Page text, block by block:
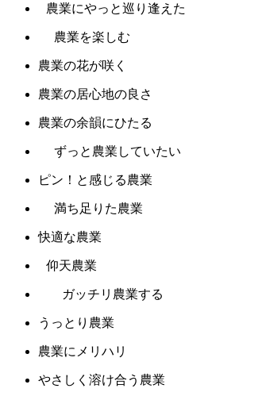
農業にやっと巡り逢えた
農業を楽しむ
農業の花が咲く
農業の居心地の良さ
農業の余韻にひたる
ずっと農業していたい
ピン！と感じる農業
満ち足りた農業
快適な農業
仰天農業
ガッチリ農業する
うっとり農業
農業にメリハリ
やさしく溶け合う農業